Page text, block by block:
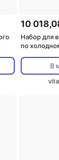
10
Набор для
по
В